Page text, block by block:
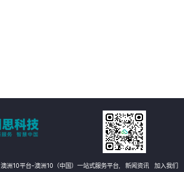
澳洲10平台-澳洲10（中国）一站式服务平台, 新闻资讯 加入我们